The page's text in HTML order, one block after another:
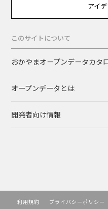
アイ
このサイトについて
おかやまオープンデータカタ
オープンデータとは
開発者向け情報
利用規約 プライバシーポリシー